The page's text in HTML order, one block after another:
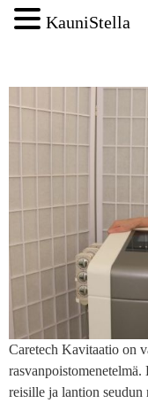
Caretech Kavitaatio on
reisille ja lantion seudun
KauniStella